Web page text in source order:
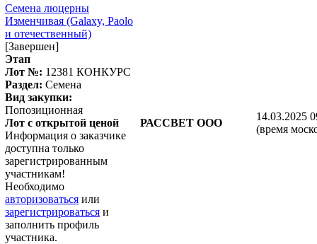
Семена люцерны
Изменчивая (Galaxy, Paolo
и отечественный)
[Завершен]
Этап
Лот №: 12381 КОНКУРС
Раздел: Семена
Вид закупки:
Попозиционная
Лот с открытой ценой
Информация о заказчике
доступна только
зарегистрированным
участникам!
Необходимо
авторизоваться или
зарегистрироваться и
заполнить профиль
участника.
РАССВЕТ ООО
14.03.2025
(время